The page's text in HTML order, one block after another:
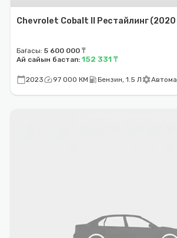
Chevrolet Cobalt II Рестайлинг (2020
Бағасы: 5 600 000 ₸
Ай сайын бастап: 152 331 ₸
calendar_today2023speed97 000 КМ local_gas_stationБензин, 1.5 Лsettings